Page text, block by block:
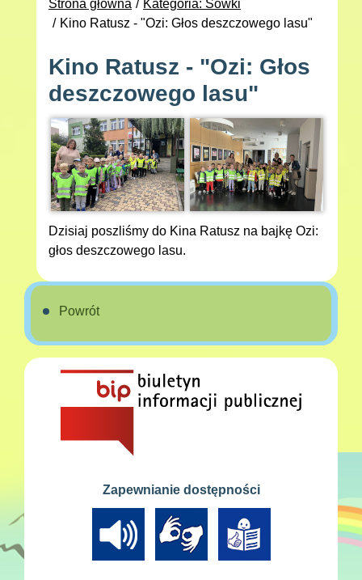
Strona główna
Kategoria: Sówki
Kino Ratusz - "Ozi: Głos deszczowego lasu"
Kino Ratusz - "Ozi: Głos
deszczowego lasu"
Dzisiaj poszliśmy do Kina Ratusz na bajkę Ozi:
głos deszczowego lasu.
Powrót
Zapewnianie dostępności